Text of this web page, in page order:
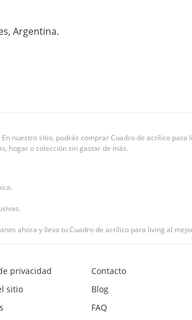
Argentina.
nuestro sitio, podrás comprar Cuadro de acrílico
hogar o colección sin gastar de más.
ahora y lleva tu Cuadro de acrílico para living al
privacidad
sitio
Contacto
Blog
FAQ